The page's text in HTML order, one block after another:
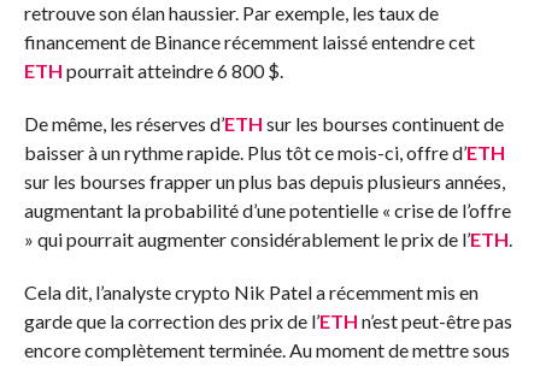
retrouve son élan haussier. Par exemple, les taux de
financement de Binance récemment laissé entendrecet
ETH pourrait atteindre 6 800 $.
De même, les réserves d’ETH sur les bourses continuent de
baisser à un rythme rapide. Plus tôt ce mois-ci, offre d’ETH
sur les bourses frapperun plus bas depuis plusieurs années,
augmentant la probabilité d’une potentielle « crise de l’offre
» qui pourrait augmenter considérablement le prix de l’ETH.
Cela dit, l’analyste crypto Nik Patel a récemmentmis en
gardeque la correction des prix de l’ETH n’est peut-être pas
encore complètement terminée. Au moment de mettre sous